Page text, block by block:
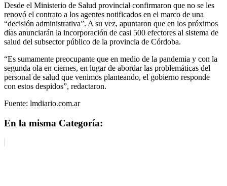
Desde el Ministerio de Salud provincial confirmaron que no se les
renovó el contrato a los agentes notificados en el marco de una
“decisión administrativa”. A su vez, apuntaron que en los próximos
días anunciarán la incorporación de casi 500 efectores al sistema de
salud del subsector público de la provincia de Córdoba.
“Es sumamente preocupante que en medio de la pandemia y con la
segunda ola en ciernes, en lugar de abordar las problemáticas del
personal de salud que venimos planteando, el gobierno responde
con estos despidos”, redactaron.
Fuente: lmdiario.com.ar
En la misma Categoría: